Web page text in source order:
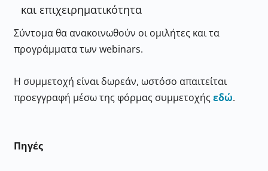
και επιχειρηματικότητα
Σύντομα θα ανακοινωθούν οι ομιλήτες και τα
προγράμματα των webinars.
H συμμετοχή είναι δωρεάν, ωστόσο απαιτείται
προεγγραφή μέσω της φόρμας συμμετοχήςεδώ.
Πηγές